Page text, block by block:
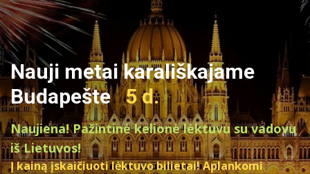
Nauji metai karališkajame
Budapešte 5 d.
Naujiena! Pažintinė kelionė lėktuvu su vadovu
iš Lietuvos!
Į kainą įskaičiuoti lėktuvo bilietai! Aplankomi